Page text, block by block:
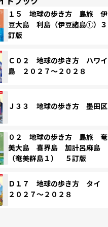
１５ 地球の歩き方 島旅 伊
豆大島 利島（伊豆諸島①）３
訂版
Ｃ０２ 地球の歩き方 ハワイ
島 ２０２７～２０２８
Ｊ３３ 地球の歩き方 墨田区
０２ 地球の歩き方 島旅 奄
美大島 喜界島 加計呂麻島
（奄美群島１） ５訂版
Ｄ１７ 地球の歩き方 タイ
２０２７～２０２８